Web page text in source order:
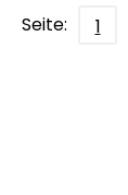
Seite: 1